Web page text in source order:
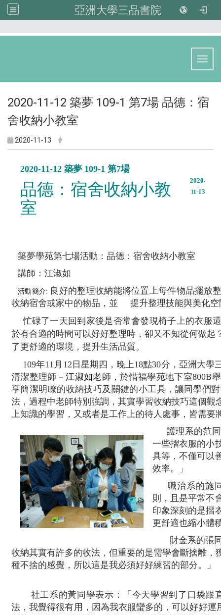
亞洲大學三品書院
2020-11-12 築夢 109-1 第7場 品德：宿
舍收納小教室
2020-11-13
2020-11-12 築夢 109-1 第7場
品德：宿舍收納小教
室
2020-
11 -13
築夢學苑第七場活動： 品德：宿舍收納小教室
講師 ： 江淑如
活動簡介: 良好的整理收納能將位置上每件物品擺放
收納宿舍或家中的物品，並 提升整理技能與美化空
忙碌了一天回到家後是否常會發現椅子上的衣服
於有合適的時間可以好好整理時，卻又不知從何做
了更舒適的環境，提升生活品質。
109年11月12日星期四，晚上18點30分，亞洲大
清潔整理師－ 江淑如老師，於惜福學苑地下室800B
享簡潔明瞭的收納技巧及關鍵的小工具 ， 讓同學們
法，過程中老師特別強調，其實學習收納技巧這個觀
上知識的學習，又或者是工作上的待人處事，皆需
護理系的范
一些摺衣服的小
具等，不僅可以
效率。」
職治系的施
則，且是平常不
印象深刻的是摺
更舒適也縮小體
財金系的張
收納其實有許多的收法，但重要的是需學會斷捨離
種不捨的感覺，所以這是我必須好好練習的部分。」
社工系的黃同學表示：「今天學習到了口袋跟
法，我覺得很有用，因為我衣服蠻多的，可以好好運